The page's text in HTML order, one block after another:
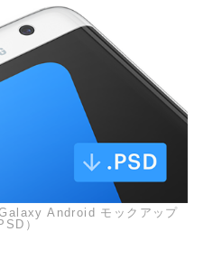
Android モックアップ
）